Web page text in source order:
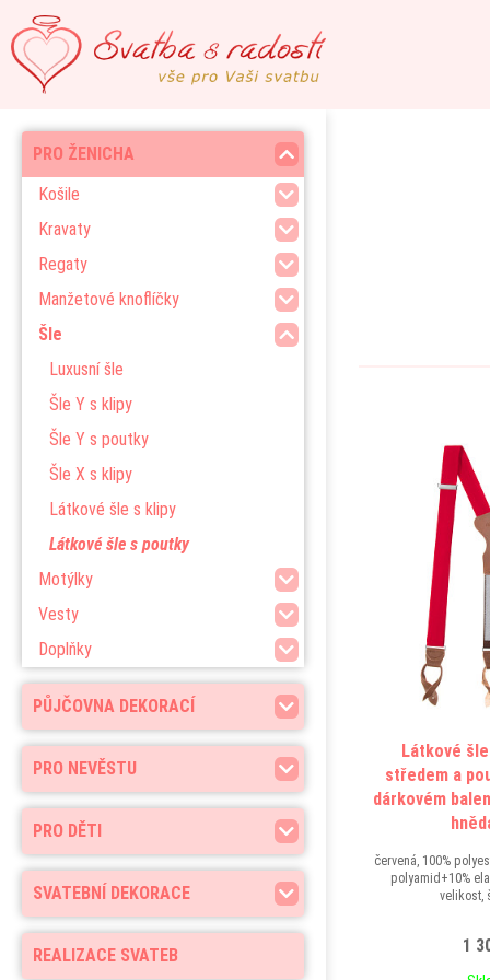
PŮJČOVNA DEKORACÍ
PRO NEVĚSTU
PRO ŽENICHA
Košile
Kravaty
Regaty
Manžetové knoflíčky
Šle
Luxusní šle
Šle Y s klipy
Šle Y s poutky
Šle X s klipy
Látkové šle s klipy
Látkové šle s poutky
Motýlky
Vesty
Doplňky
PRO DĚTI
SVATEBNÍ DEKORACE
REALIZACE SVATEB
Látkové
středem a
dárkovém
červená, 100%
polyamid+10%
velikost,
1